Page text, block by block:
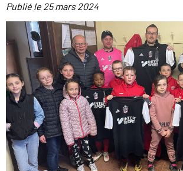
Publié le 25 mars 2024